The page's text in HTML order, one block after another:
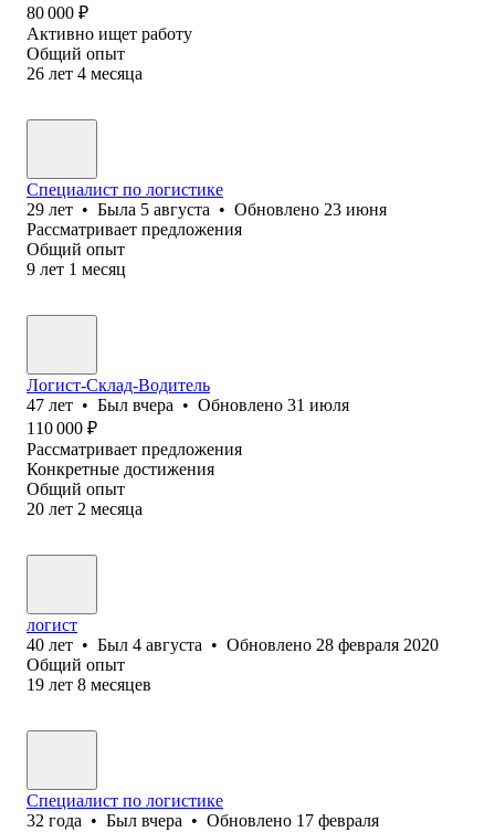
80 000 ₽
Активно ищет работу
Общий опыт
26 лет 4 месяца
Специалист по логистике
29 лет • Была 5 августа • Обновлено 23 июня
Рассматривает предложения
Общий опыт
9 лет 1 месяц
Логист-Склад-Водитель
47 лет • Был вчера • Обновлено 31 июля
110 000 ₽
Рассматривает предложения
Конкретные достижения
Общий опыт
20 лет 2 месяца
логист
40 лет • Был 4 августа • Обновлено 28 февраля 2020
Общий опыт
19 лет 8 месяцев
Специалист по логистике
32 года • Был вчера • Обновлено 17 февраля